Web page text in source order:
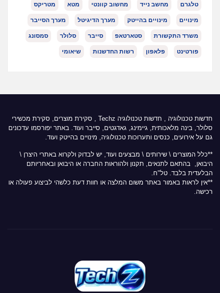
טלגרם מחשב נייד מחשוב קוונטי מטא מטריקס
מינויים מינויים בהייטק מערך הדיגיטל מערך הסייבר
משרד התקשורת סטארטאפ סייבר סלולר סמסונג
פורטינט פלאפון רשות החדשנות שיאומי
חדשות טכנולוגיה חדשות טכנולוגיה Techz
, סקירת מוצרים, סקירת מכשירי
סלולר, בינה מלאכותית, גיימינג, גאדגטים, סייבר ועוד. באתר יפורסמו עדכונים
גם על אירועים, כנסים ותערוכות טכנולוגיה, מינויים בהייטק ועוד.
**כלל המוצרים \ שירותים \ מבצעים ועוד, יש לבדוק ולקרוא באתרי היצרן \
היבואן, בהתאם לתנאים, תקנון ולהוראות החברה או היבואן ובאחריותם
הבלעדית בלבד. טל"ח.
**אין לראות באמור באתר משום המלצה או חוות דעת כלשהי לביצוע פעולה או
רכישה.